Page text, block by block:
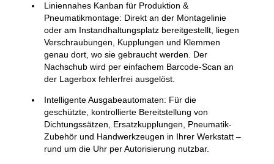
Liniennahes Kanban für Produktion &
Pneumatikmontage: Direkt an der Montagelinie
oder am Instandhaltungsplatz bereitgestellt, liegen
Verschraubungen, Kupplungen und Klemmen
genau dort, wo sie gebraucht werden. Der
Nachschub wird per einfachem Barcode-Scan an
der Lagerbox fehlerfrei ausgelöst.
Intelligente Ausgabeautomaten: Für die
geschützte, kontrollierte Bereitstellung von
Dichtungssätzen, Ersatzkupplungen, Pneumatik-
Zubehör und Handwerkzeugen in Ihrer Werkstatt –
rund um die Uhr per Autorisierung nutzbar.